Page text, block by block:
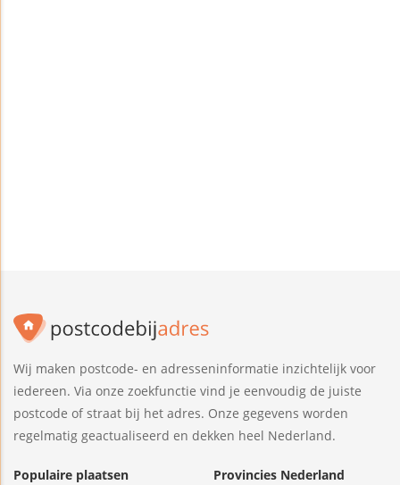
Wij maken postcode- en adresseninformatie inzichtelijk voor
iedereen. Via onze zoekfunctie vind je eenvoudig de juiste
postcode of straat bij het adres. Onze gegevens worden
regelmatig geactualiseerd en dekken heel Nederland.
Populaire plaatsen
Provincies Nederland